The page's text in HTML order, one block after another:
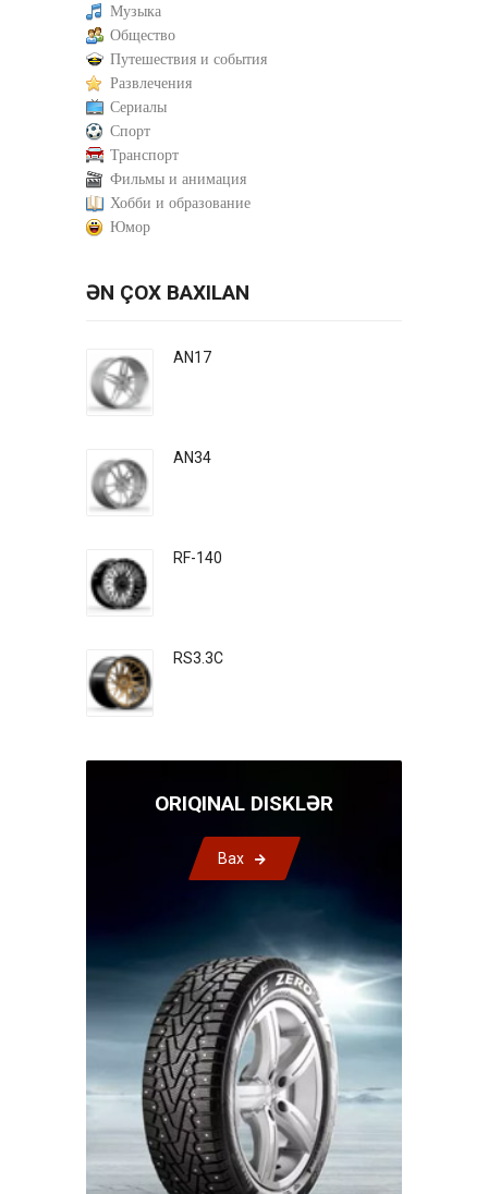
Музыка
Общество
Путешествия и события
Развлечения
Сериалы
Спорт
Транспорт
Фильмы и анимация
Хобби и образование
Юмор
ƏN ÇOX BAXILAN
AN17
AN34
RF-140
RS3.3C
ORIQINAL DISKLƏR
Bax